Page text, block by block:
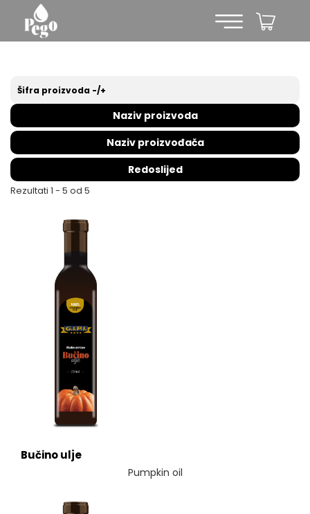
Šifra proizvoda -/+
Naziv proizvoda
Naziv proizvođača
Redoslijed
Rezultati 1 - 5 od 5
Bučino ulje
Pumpkin oil